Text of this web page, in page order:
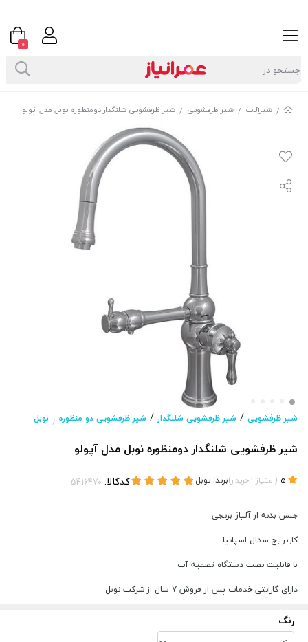
/ شیرآلات / شیر ظرفشویی / شیر ظرفشویی شلنگدار دومنظوره نوبل مدل آپولو
شیر ظرفشویی / شیر ظرفشویی شلنگدار/ شیر ظرفشویی دو منظوره / نوبل
شیر ظرفشویی شلنگدار دومنظوره نوبل مدل آپولو
(امتیاز 1خریدار)برند: نوبل کدکالا:
جنس بدنه از آلیاژ برنجی
کارتریج سدال اسپانیا
با قابلیت نصب دستگاه تصفیه آب
دارای گارانتی خدمات پس از فروش 7 سال از شرکت نوبل
رنگ
0